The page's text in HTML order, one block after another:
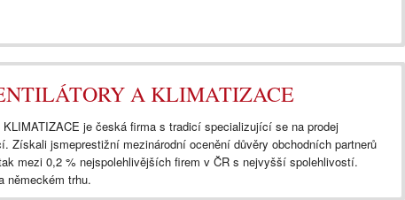
A KLIMATIZACE
KLIMATIZACE je česká firma s tradicí specializující se na prodej
Získali jsmeprestižní mezinárodní ocenění důvěry obchodních partnerů
mezi 0,2 % nejspolehlivějších firem v ČR s nejvyšší spolehlivostí.
německém trhu.